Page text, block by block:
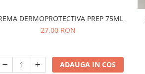
DERMOPROTECTIVA PREP 75ML
27,00 RON
ADAUGA IN COS